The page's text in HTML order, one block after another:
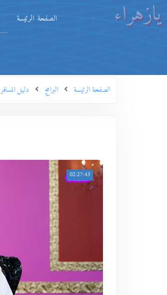
الصفحة الرئيسة يازهراء
الصفحة الرئيسة البرامج دليل المسافر
02:27:43